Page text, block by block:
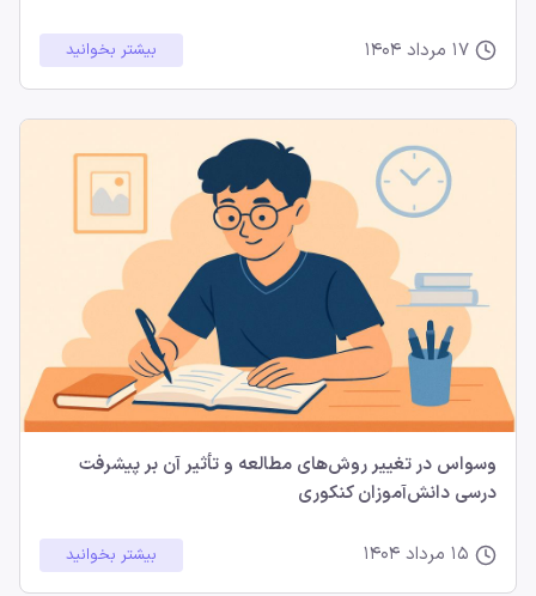
بیشتر بخوانید
وسواس در تغییر روش‌های مطالعه و تأثیر آن بر پیشرفت
درسی دانش‌آموزان کنکوری
بیشتر بخوانید